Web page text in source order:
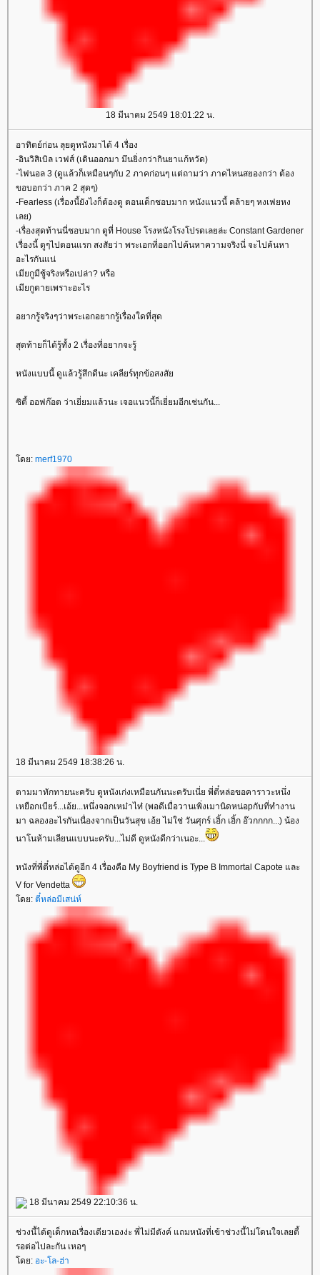
18 มีนาคม 2549 18:01:22 น.
อาทิตย์ก่อน ลุยดูหนังมาได้ 4 เรื่อง
-อินวิสิเบิล เวฟส์ (เดินออกมา มึนยิ่งกว่ากินยาแก้หวัด)
-ไฟนอล 3 (ดูแล้วก็เหมือนๆกับ 2 ภาคก่อนๆ แต่ถามว่า ภาคไหนสยองกว่า ต้อง
ขอบอกว่า ภาค 2 สุดๆ)
-Fearless (เรื่องนี้ยังไงก็ต้องดู ตอนเด็กชอบมาก หนังแนวนี้ คล้ายๆ หงเฟยหง
เลย)
-เรื่องสุดท้านนี่ชอบมาก ดูที่ House โรงหนังโรงโปรดเลยล่ะ Constant Gardener
เรื่องนี้ ดูๆไปตอนแรก สงสัยว่า พระเอกที่ออกไปค้นหาความจริงนี่ จะไปค้นหา
อะไรกันแน่
เมียกูมีชู้จริงหรือเปล่า? หรือ
เมียกูตายเพราะอะไร
อยากรู้จริงๆว่าพระเอกอยากรู้เรื่องใดที่สุด
สุดท้ายก็ได้รู้ทั้ง 2 เรื่องที่อยากจะรู้
หนังแบบนี้ ดูแล้วรู้สึกดีนะ เคลียร์ทุกข้อสงสั
ซิตี้ ออฟก๊อต ว่าเยี่ยมแล้วนะ เจอแนวนี้ก็เยี่ยมอีกเช่นกัน...
ดย: merf1970
18 มีนาคม 2549 18:38:26 น.
ตามมาทักทายนะครับ ดูหนังเก่งเหมือนกันนะครับเนี่ย พี่ตี๋หล่อขอคาราวะหนึ่ง
เหยือกเบียร์...เอ้ย...หนึ่งจอกเหม๋าไท๋ (พอดีเมื่อวานเพิ่งเมานิดหน่อpกับที่ทำงาน
มา ฉลองอะไรกันเนื่องจากเป็นวันสุข เอ้ย ไม่ใช่ วันศุกร์ เอิ้ก เอิ้ก อ๊วกกกก...) น้อง
นาโนห้ามเลียนแบบนะครับ...ไม่ดี ดูหนังดีกว่าเนอะ...
หนังที่พี่ตี๋หล่อได้ดูอีก 4 เรื่องคือ My Boyfriend is Type B Immortal Capote และ
V for Vendetta
ดย: ตี๋หล่อมีเสน่ห์
18 มีนาคม 2549 22:10:36 น.
ช่วงนี้ได้ดูเด็กหอเรื่องเดียวเองง่ะ พี่ไม่มีตังค์ แถมหนังที่เข้าช่วงนี้ไม่โดนใจเลยตี้
รอต่อไปละกัน เหอๆ
ดย: อะ-โล-ฮ่า